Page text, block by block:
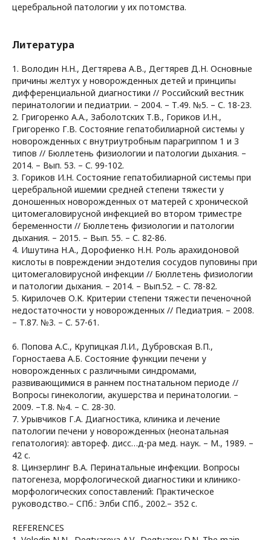
церебральной патологии у их потомства.
Литература
1. Володин Н.Н., Дегтярева А.В., Дегтярев Д.Н. Основные
причины желтух у новорожденных детей и принципы
дифференциальной диагностики // Российский вестник
перинатологии и педиатрии. – 2004. – Т.49. №5. – С. 18-23.
2. Григоренко А.А., Заболотских Т.В., Гориков И.Н.,
Григоренко Г.В. Состояние гепатобилиарной системы у
новорожденных с внутриутробным парагриппом 1 и 3
типов // Бюллетень физиологии и патологии дыхания. –
2014. – Вып. 53. – С. 99-102.
3. Гориков И.Н. Состояние гепатобилиарной системы при
церебральной ишемии средней степени тяжести у
доношенных новорожденных от матерей с хронической
цитомегаловирусной инфекцией во втором триместре
беременности // Бюллетень физиологии и патологии
дыхания. – 2015. – Вып. 55. – С. 82-86.
4. Ишутина Н.А., Дорофиенко Н.Н. Роль арахидоновой
кислоты в повреждении эндотелия сосудов пуповины при
цитомегаловирусной инфекции // Бюллетень физиологии
и патологии дыхания. – 2014. – Вып.52. – С. 78-82.
5. Кирилочев О.К. Критерии степени тяжести печеночной
недостаточности у новорожденных // Педиатрия. – 2008.
– Т.87. №3. – С. 57-61.
6. Попова А.С., Крупицкая Л.И., Дубровская В.П.,
Горностаева А.Б. Состояние функции печени у
новорожденных с различными синдромами,
развивающимися в раннем постнатальном периоде //
Вопросы гинекологии, акушерства и перинатологии. –
2009. –Т.8. №4. – С. 28-30.
7. Урывчиков Г.А. Диагностика, клиника и лечение
патологии печени у новорожденных (неонатальная
гепатология): автореф. дисс…д-ра мед. наук. – М., 1989. –
42 с.
8. Цинзерлинг В.А. Перинатальные инфекции. Вопросы
патогенеза, морфологической диагностики и клинико-
морфологических сопоставлений: Практическое
руководство.– СПб.: Элби СПб., 2002.– 352 с.
REFERENCES